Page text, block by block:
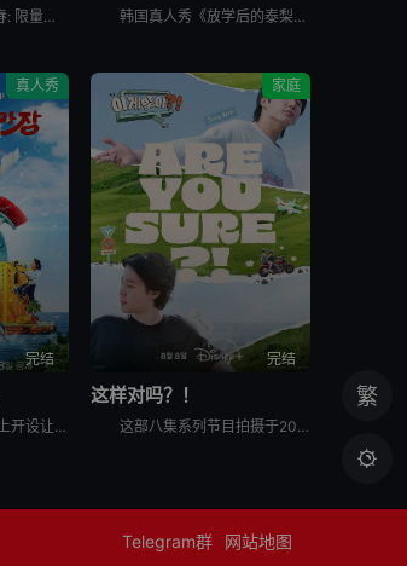
韩国综艺节目《花样青春: 限量版》的妙趣在于突发旅行。突然告诉出演者去旅行的日程，出演者带着制作组原封不动地给的每人10万韩元经费，于2026年2月24日通过频道十五夜直播被绑架到旅行地。出演人员是郑 韩国真人秀《放学后的泰梨老师》讲述的，是金泰梨成为某乡村小学的戏剧班老师，给学生们上戏剧课的节目。 成为充满热情的演技老师金泰梨和可爱学生们展开的特别旅程，将为观众带来纯真的笑容和感动。
真人秀
完结
旗安84在偏僻小岛上开设让人逃离烦嚣的另类民宿，由防弹少年团Jin和池艺恩带领客人进行有趣的冒险，过程中也少不了各种爆笑的突发状况。
家庭
完结
这样对吗？！
这部八集系列节目拍摄于2023年，在朴智旻和田柾国入伍韩国军队之前，它记录了两人前往三个标志性全球目的地的旅行：美国纽约州、韩国济州岛和日本札幌。 &nbsp; &nbsp; &nbsp; &nb
Telegram群 网站地图
繁
